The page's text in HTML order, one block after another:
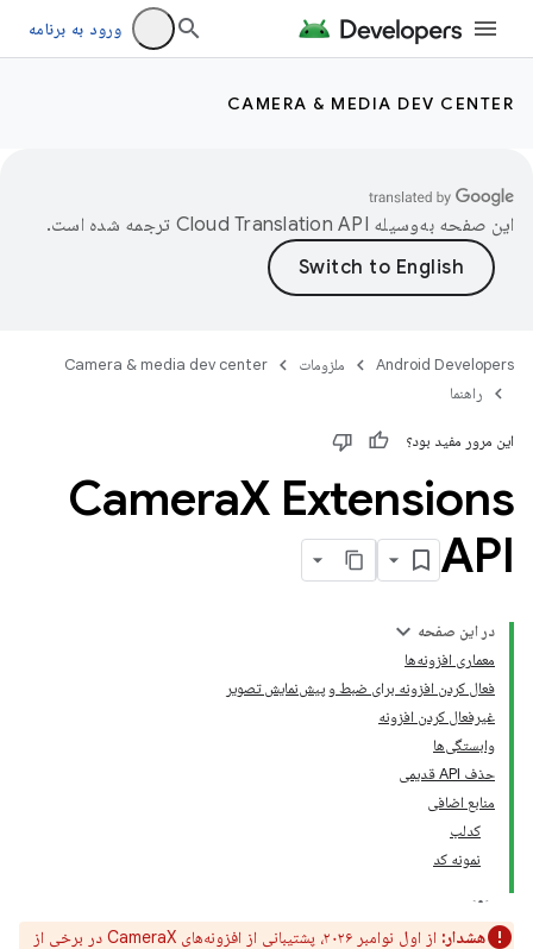
ورود به برنامه
CAMERA & MEDIA DEV CENTER
این صفحه به‌وسیله ترجمه شده است.
Android Developers ملزومات
Camera & media dev center
راهنما
این مرور مفید بود؟
CameraX Extensions
API
در این صفحه
معماری افزونه‌ها
فعال کردن افزونه برای ضبط و پیش‌نمایش تصویر
غیرفعال کردن افزونه
وابستگی‌ها
حذف API قدیمی
منابع اضافی
کدلب
نمونه کد
هشدار:
از اول نوامبر ۲۰۲۶، پشتیبانی از افزونه‌های CameraX در برخی از